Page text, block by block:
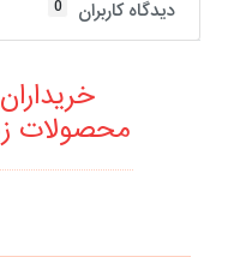
دیدگاه کاربران
0
محصولات